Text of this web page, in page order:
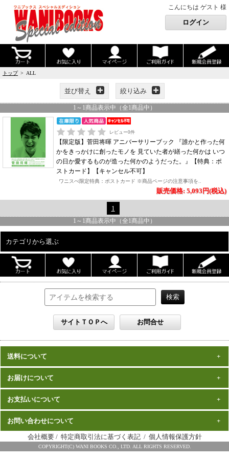
こんにちは ゲスト 様
トップ> ALL
並び替え 絞り込み
1 ～ 1商品表示中（全1商品中）
レビュー0件
【限定版】菅田将暉 アニバーサリーブック 『誰かと作った何
かをきっかけに創ったモノを 見ていた者が繕った何かは いつ
の日か愛するものが造った何かのようだった。』【特典：ポ
ストカード】【キャンセル不可】
ワニスぺ限定特典：ポストカード ※商品ページの注意事項を..
販売価格: 5,093円(税込)
1
1 ～ 1商品表示中（全1商品中）
カテゴリから選ぶ
ALL
男性写真集
雑誌
送料について
数量、価格に関わらず
※沖縄の送料は1,500円となります。
※商品により諸事情で金額が変更する場合もございます。
※同梱不可の商品もございますのでご注意ください。
詳細はこちら
お届けについて
在庫がある商品につきましては、
お届けとなります。
予約商品は、特典完成後の発送となりますので、
発売（予定）日
から１～２ヶ月程度でのお届けとなります
※お届けは日本国内に限らせていただきます。
お支払いについて
クレジットカード・代金引換がご利用になれます。
お問い合わせについて
ワニブックス スペシャルエディション事務局
会社概要/ 特定商取引法に基づく表記 / 個人情報保護方針
COPYRIGHT(C) WANI BOOKS CO., LTD. ALL RIGHTS RESERVED.